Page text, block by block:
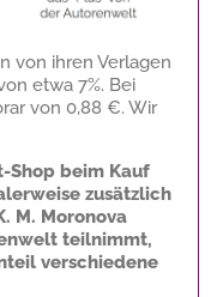
von ihren Verlagen
etwa 7%. Bei
von 0,88 €. Wir
Shop beim Kauf
zusätzlich
M. Moronova
teilnimmt,
verschiedene